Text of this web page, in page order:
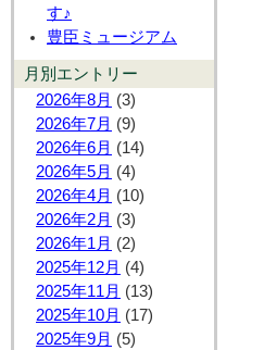
す♪
豊臣ミュージアム
月別エントリー
2026年8月 (3)
2026年7月 (9)
2026年6月 (14)
2026年5月 (4)
2026年4月 (10)
2026年2月 (3)
2026年1月 (2)
2025年12月 (4)
2025年11月 (13)
2025年10月 (17)
2025年9月 (5)